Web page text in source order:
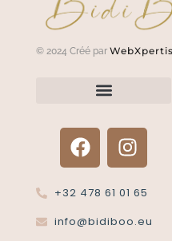
© 2024 Créé par
+32 478 61 01 65
info@bidiboo.eu